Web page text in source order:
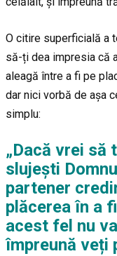
O citire superficială a
să-ți dea impresia că
aleagă între a fi pe
dar nici vorbă de așa
simplu:
„Dacă vrei să
slujești
partener
plăcerea în a
acest fel nu
împreună veți